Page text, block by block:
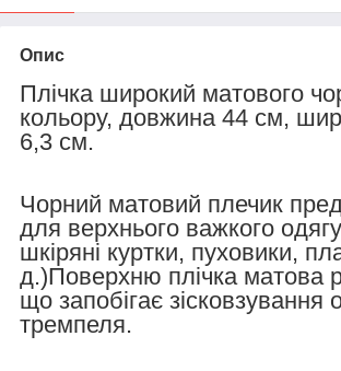
Опис
Плічка широкий матового
кольору, довжина 44 см,
6,3 см.
Чорний матовий плечик
для верхнього важкого
шкіряні куртки, пуховики,
д.)Поверхню плічка матова
що запобігає зісковзування
тремпеля.